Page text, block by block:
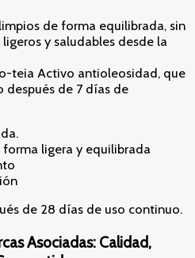
de forma equilibrada, sin
y saludables desde la
teia Activo antioleosidad, que
después de 7 días de
ligera y equilibrada
de 28 días de uso continuo.
Asociadas: Calidad,